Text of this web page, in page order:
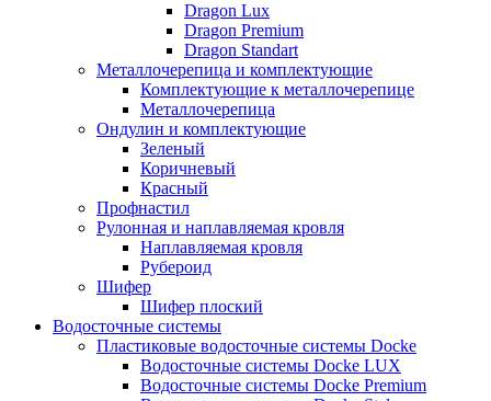
Dragon Lux
Dragon Premium
Dragon Standart
Металлочерепица и комплектующие
Комплектующие к металлочерепице
Металлочерепица
Ондулин и комплектующие
Зеленый
Коричневый
Красный
Профнастил
Рулонная и наплавляемая кровля
Наплавляемая кровля
Рубероид
Шифер
Шифер плоский
Водосточные системы
Пластиковые водосточные системы Docke
Водосточные системы Docke LUX
Водосточные системы Docke Premium